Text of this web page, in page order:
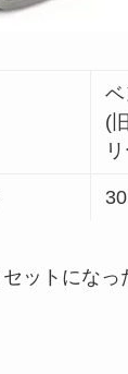
(
ットになっ